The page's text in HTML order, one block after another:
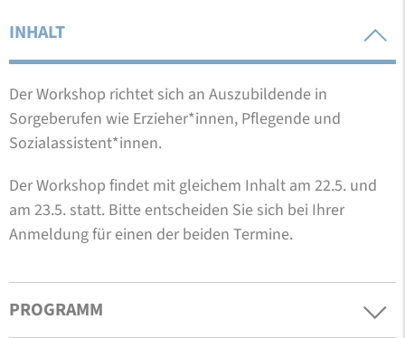
INHALT
Der Workshop richtet sich an Auszubildende in
Sorgeberufen wie Erzieher*innen, Pflegende und
Sozialassistent*innen.
Der Workshop findet mit gleichem Inhalt am 22.5. und
am 23.5. statt. Bitte entscheiden Sie sich bei Ihrer
Anmeldung für einen der beiden Termine.
PROGRAMM